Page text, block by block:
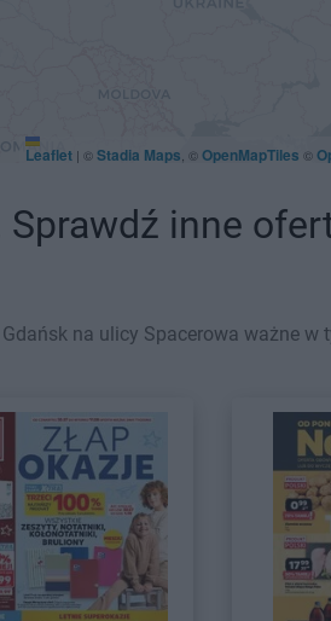
Leaflet | ©Stadia Maps , ©OpenMapTiles ©
Sprawdź inne
na ulicy Spacerowa ważne